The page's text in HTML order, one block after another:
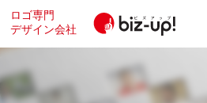
ロゴ専門
デザイン会社